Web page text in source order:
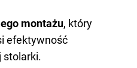
montażu, który
efektywność
stolarki.